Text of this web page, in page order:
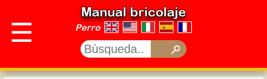
☰
Manual bricolaje
Perro